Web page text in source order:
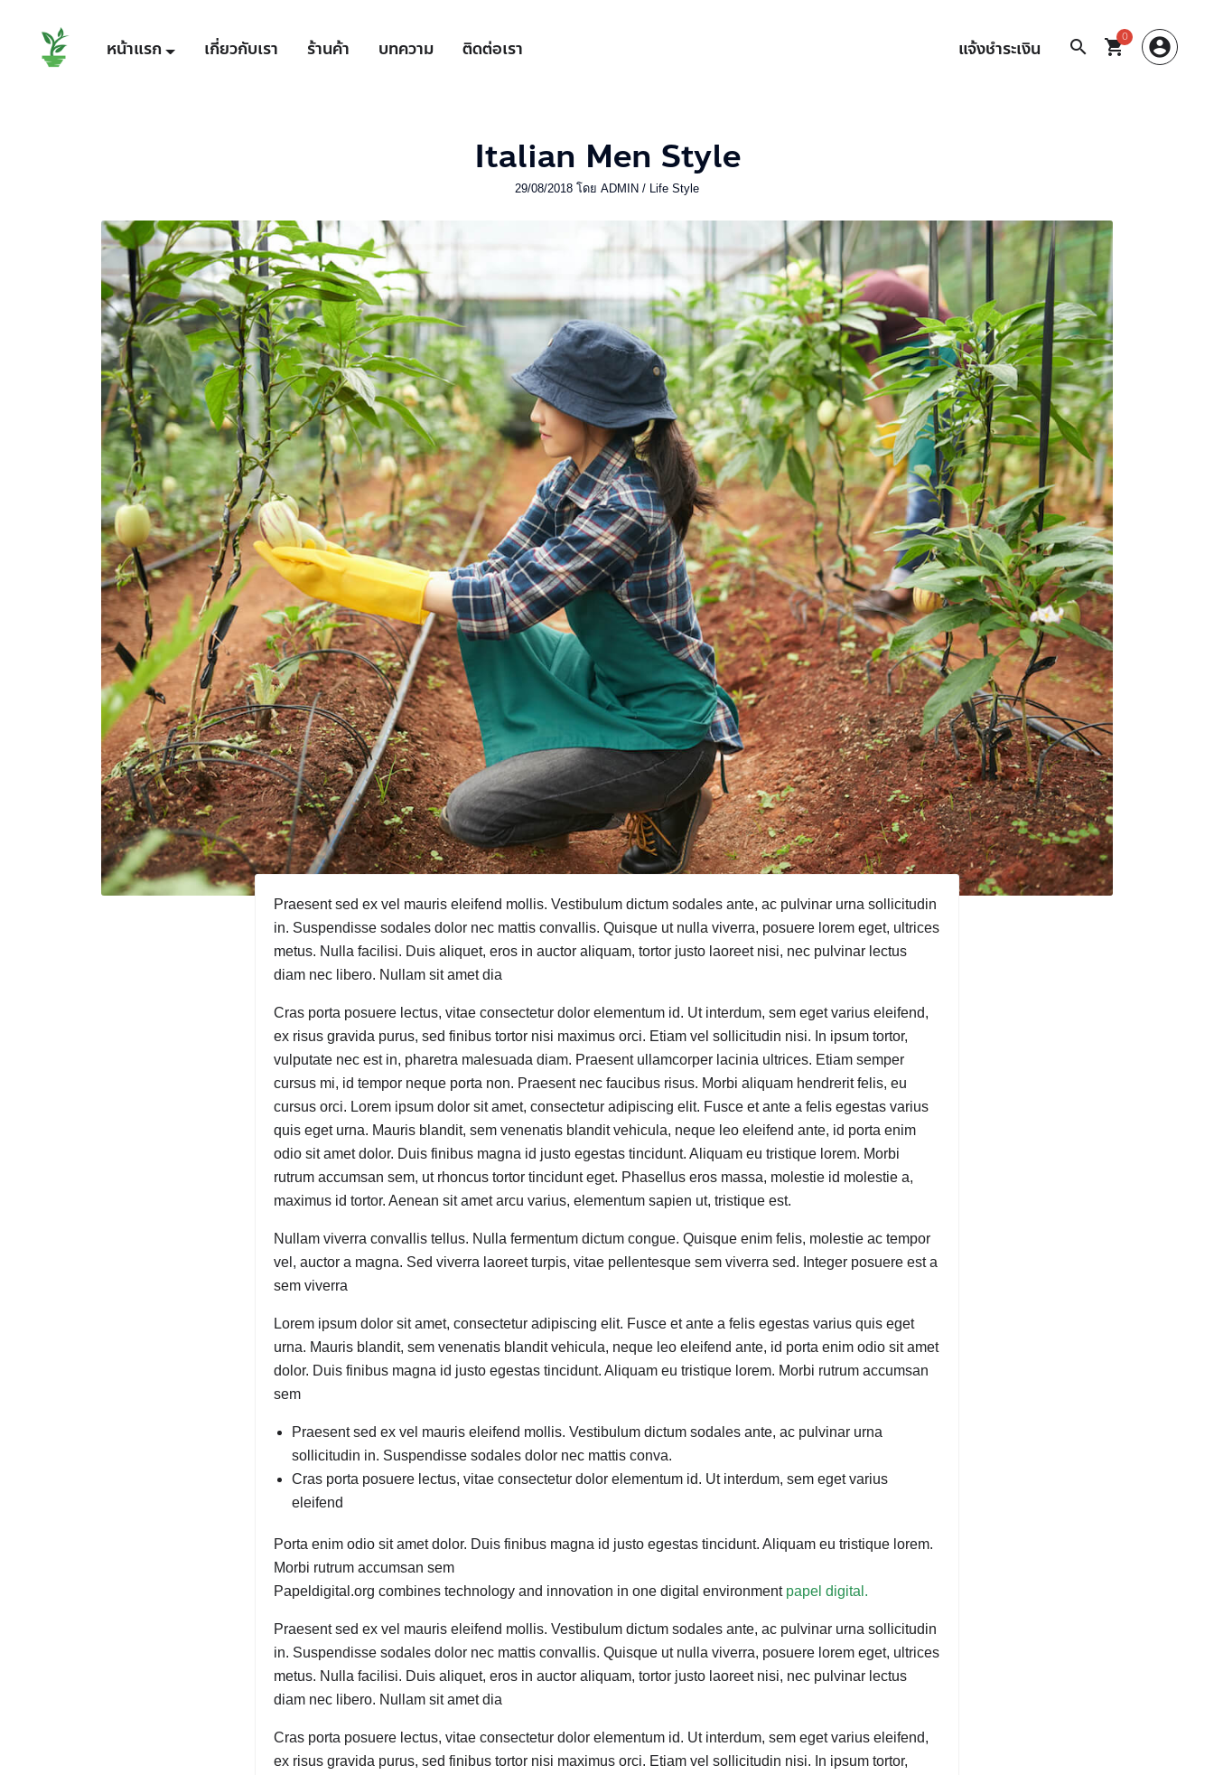
หน้าแรก เกี่ยวกับเรา ร้านค้า บทความ ติดต่อเรา แจ้งชำระเงิน search shopping_cart0 account_circle
Italian Men Style
29/08/2018 โดย ADMIN / Life Style
Praesent sed ex vel mauris eleifend mollis. Vestibulum dictum sodales ante, ac pulvinar urna sollicitudin
in. Suspendisse sodales dolor nec mattis convallis. Quisque ut nulla viverra, posuere lorem eget, ultrices
metus. Nulla facilisi. Duis aliquet, eros in auctor aliquam, tortor justo laoreet nisi, nec pulvinar lectus
diam nec libero. Nullam sit amet dia
Cras porta posuere lectus, vitae consectetur dolor elementum id. Ut interdum, sem eget varius eleifend,
ex risus gravida purus, sed finibus tortor nisi maximus orci. Etiam vel sollicitudin nisi. In ipsum tortor,
vulputate nec est in, pharetra malesuada diam. Praesent ullamcorper lacinia ultrices. Etiam semper
cursus mi, id tempor neque porta non. Praesent nec faucibus risus. Morbi aliquam hendrerit felis, eu
cursus orci. Lorem ipsum dolor sit amet, consectetur adipiscing elit. Fusce et ante a felis egestas varius
quis eget urna. Mauris blandit, sem venenatis blandit vehicula, neque leo eleifend ante, id porta enim
odio sit amet dolor. Duis finibus magna id justo egestas tincidunt. Aliquam eu tristique lorem. Morbi
rutrum accumsan sem, ut rhoncus tortor tincidunt eget. Phasellus eros massa, molestie id molestie a,
maximus id tortor. Aenean sit amet arcu varius, elementum sapien ut, tristique est.
Nullam viverra convallis tellus. Nulla fermentum dictum congue. Quisque enim felis, molestie ac tempor
vel, auctor a magna. Sed viverra laoreet turpis, vitae pellentesque sem viverra sed. Integer posuere est a
sem viverra
Lorem ipsum dolor sit amet, consectetur adipiscing elit. Fusce et ante a felis egestas varius quis eget
urna. Mauris blandit, sem venenatis blandit vehicula, neque leo eleifend ante, id porta enim odio sit amet
dolor. Duis finibus magna id justo egestas tincidunt. Aliquam eu tristique lorem. Morbi rutrum accumsan
sem
Praesent sed ex vel mauris eleifend mollis. Vestibulum dictum sodales ante, ac pulvinar urna
sollicitudin in. Suspendisse sodales dolor nec mattis conva.
Cras porta posuere lectus, vitae consectetur dolor elementum id. Ut interdum, sem eget varius
eleifend
Porta enim odio sit amet dolor. Duis finibus magna id justo egestas tincidunt. Aliquam eu tristique lorem.
Morbi rutrum accumsan sem
Papeldigital.org combines technology and innovation in one digital environment papel digital.
Praesent sed ex vel mauris eleifend mollis. Vestibulum dictum sodales ante, ac pulvinar urna sollicitudin
in. Suspendisse sodales dolor nec mattis convallis. Quisque ut nulla viverra, posuere lorem eget, ultrices
metus. Nulla facilisi. Duis aliquet, eros in auctor aliquam, tortor justo laoreet nisi, nec pulvinar lectus
diam nec libero. Nullam sit amet dia
Cras porta posuere lectus, vitae consectetur dolor elementum id. Ut interdum, sem eget varius eleifend,
ex risus gravida purus, sed finibus tortor nisi maximus orci. Etiam vel sollicitudin nisi. In ipsum tortor,